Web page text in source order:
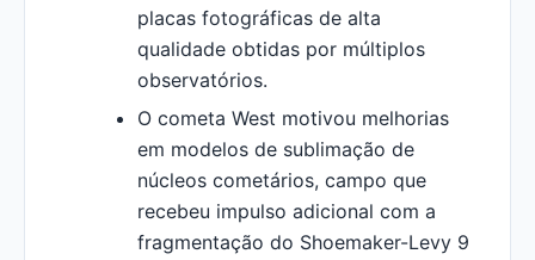
placas fotográficas de alta
qualidade obtidas por múltiplos
observatórios.
O cometa West motivou melhorias
em modelos de sublimação de
núcleos cometários, campo que
recebeu impulso adicional com a
fragmentação do Shoemaker-Levy 9